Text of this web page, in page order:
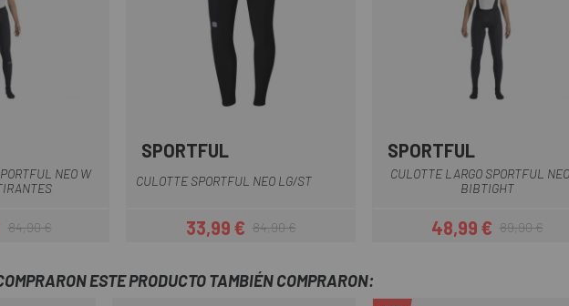
NEO W
regular
84,90 €
SPORTFUL
CULOTTE SPORTFUL NEO LG/ST
Precio
33,99 €Precio regular
84,90 €
Azul
SPORTFUL
CULOTTE LARGO SPORTFUL
BIBTIGHT
Precio
48,99 €Precio regular
89,90 €
ESTE PRODUCTO TAMBIÉN COMPRARON: